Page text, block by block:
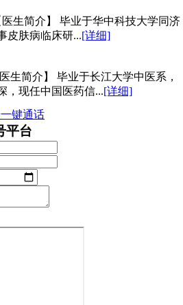
生简介】 毕业于华中科技大学同济
皮肤病临床研...[详细]
生简介】 毕业于长江大学中医系，
，现任中国医药信...[详细]
键通话
平台